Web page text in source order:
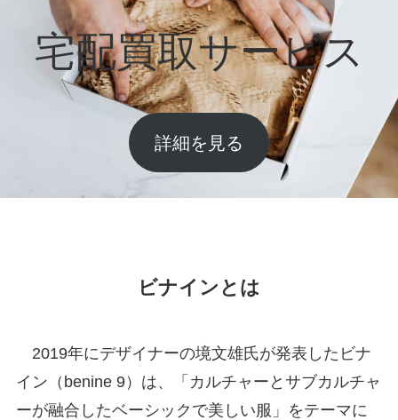
宅配買取サービス
詳細を見る
ビナインとは
2019年にデザイナーの境文雄氏が発表したビナ
イン（benine 9）は、「カルチャーとサブカルチャ
ーが融合したベーシックで美しい服」をテーマに